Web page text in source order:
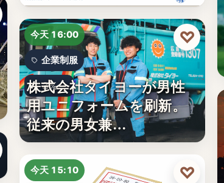
今天 16:00
企業制服
3%
株式会社タイヨーが男性
用ユニフォームを刷新。
従来の男女兼…
♡
今天 15:10 ♡